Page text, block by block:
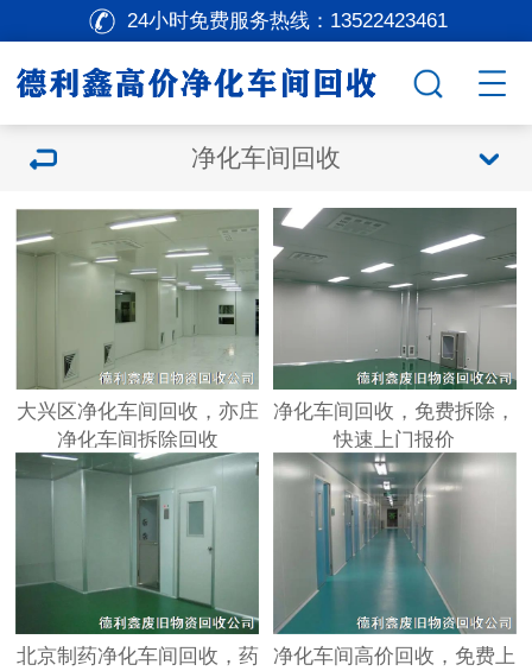
24小时免费服务热线： 13522423461
净化车间回收
大兴区净化车间回收，亦庄
净化车间拆除回收
净化车间回收，免费拆除，
快速上门报价
北京制药净化车间回收，药
净化车间高价回收，免费上